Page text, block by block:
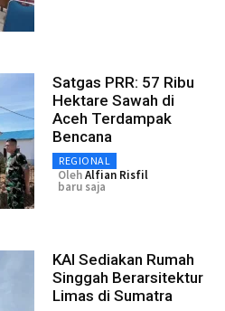
Satgas PRR: 57 Ribu
Hektare Sawah di
Aceh Terdampak
Bencana
REGIONAL
OlehAlfian Risfil
baru saja
KAI Sediakan Rumah
Singgah Berarsitektur
Limas di Sumatra